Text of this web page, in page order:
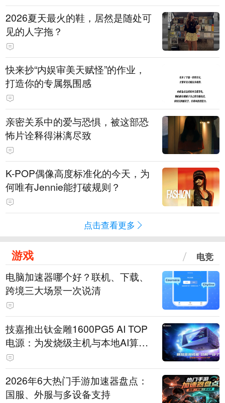
2026夏天最火的鞋，居然是随处可
见的人字拖？
快来抄“内娱审美天赋怪”的作业，
打造你的专属氛围感
亲密关系中的爱与恐惧，被这部恐
怖片诠释得淋漓尽致
K-POP偶像高度标准化的今天，为
何唯有Jennie能打破规则？
点击查看更多
游戏 电竞
电脑加速器哪个好？联机、下载、
跨境三大场景一次说清
技嘉推出钛金雕1600PG5 AI TOP
电源：为发烧级主机与本地AI算力
打造旗舰供电方案
2026年6大热门手游加速器盘点：
国服、外服与多设备支持